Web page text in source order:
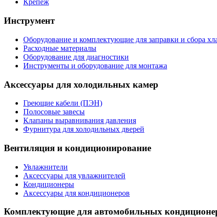
Крепеж
Инструмент
Оборудование и комплектующие для заправки и сбора
Расходные материалы
Оборудование для диагностики
Инструменты и оборудование для монтажа
Аксессуары для холодильных камер
Греющие кабели (ПЭН)
Полосовые завесы
Клапаны выравнивания давления
Фурнитура для холодильных дверей
Вентиляция и кондиционирование
Увлажнители
Аксессуары для увлажнителей
Кондиционеры
Аксессуары для кондиционеров
Комплектующие для автомобильных